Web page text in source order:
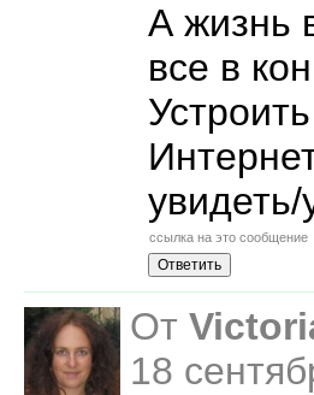
А жизнь
все в
ссылка на это сообщение
От
18